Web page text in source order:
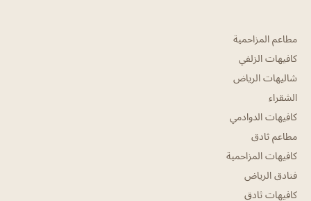
مطاعم المزاحمية
كافيهات الزلفي
شاليهات الرياض
الشقراء
كافيهات الدوادمي
مطاعم ثادق
كافيهات المزاحمية
فنادق الرياض
كافيهات ثادق